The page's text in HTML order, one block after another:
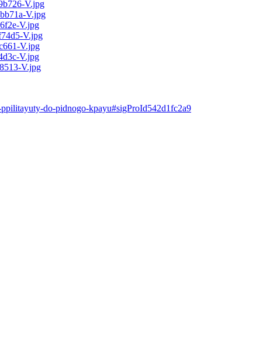
do-pidnogo-kpayu#sigProId542d1fc2a9